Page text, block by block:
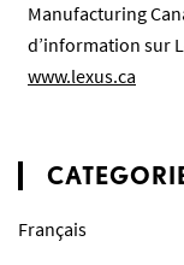
Manufacturing
d’information sur
www.lexus.ca
Français